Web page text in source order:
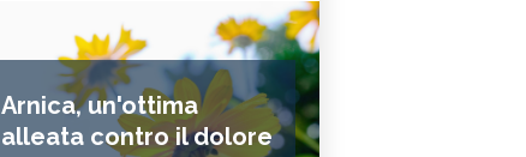
Arnica, un'ottima
alleata contro il dolore